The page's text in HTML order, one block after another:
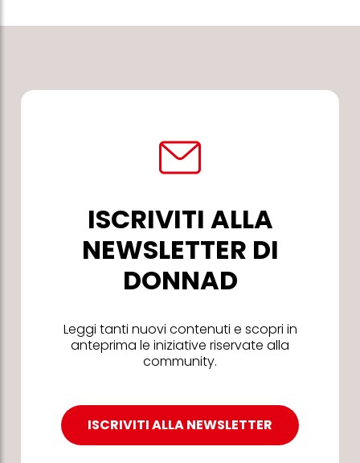
ISCRIVITI ALLA
NEWSLETTER DI
DONNAD
Leggi tanti nuovi contenuti e scopri in
anteprima le iniziative riservate alla
community.
ISCRIVITI ALLA NEWSLETTER